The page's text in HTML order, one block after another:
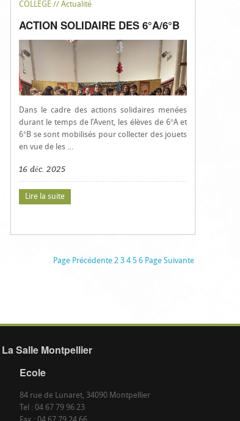
COLLEGE // Actualité
ACTION SOLIDAIRE DES 6°A/6°B
Dans le cadre des actions solidaires menées
durant le temps de l’Avent, les élèves de 6°A et
6°B se sont mobilisés pour collecter des jouets
en vue de les …
16 déc. 2025
Lire la suite
Page Précédente 2 3 4 5 6 Page Suivante
Salle Montpellier
Ecole
84 rue de Lunaret, 34090 Montpellier
Tel : 04 67 79 96 23